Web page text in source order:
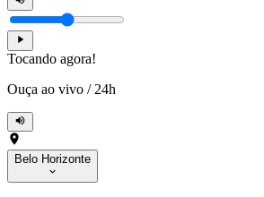
Tocando agora!
Ouça ao vivo / 24h
Belo Horizonte